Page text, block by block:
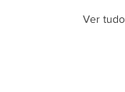
Ver tudo